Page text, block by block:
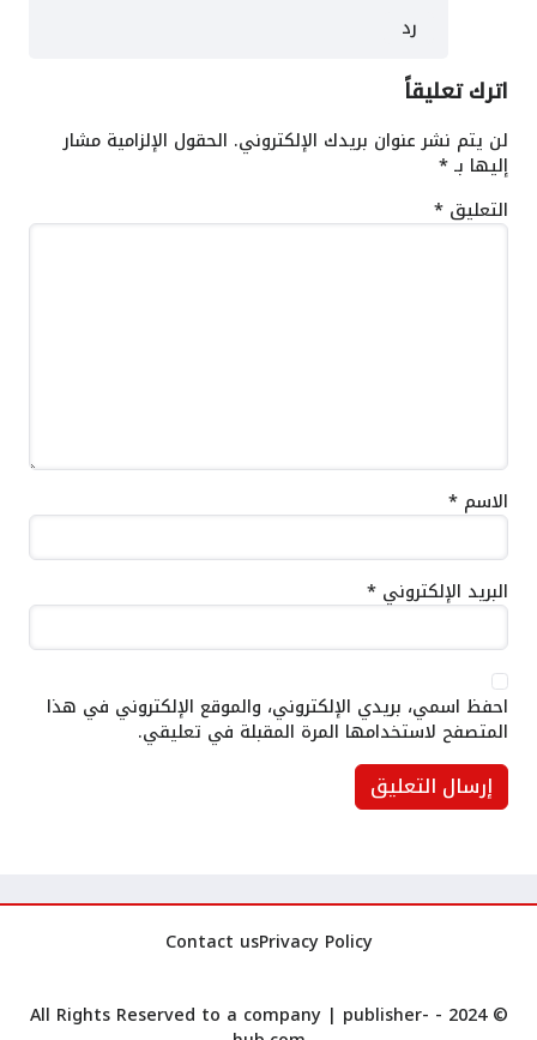
رد
اترك تعليقاً
لن يتم نشر عنوان بريدك الإلكتروني. الحقول الإلزامية مشار
إليها بـ*
التعليق *
الاسم *
البريد الإلكتروني *
احفظ اسمي، بريدي الإلكتروني، والموقع الإلكتروني في هذا
المتصفح لاستخدامها المرة المقبلة في تعليقي.
Privacy Policy
Contact us
© 2024 - All Rights Reserved to a company |
publisher-